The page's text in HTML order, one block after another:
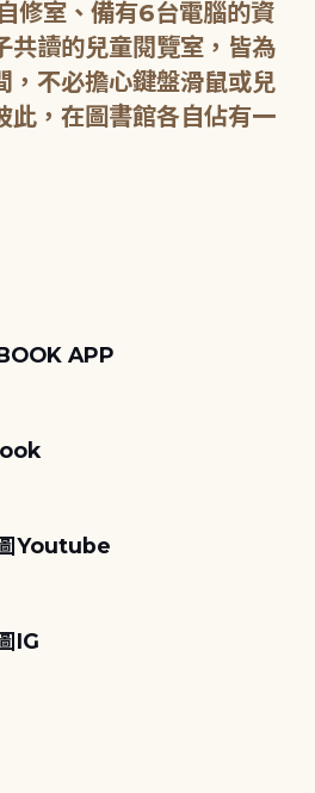
修室、備有6台電腦的資
共讀的兒童閱覽室，皆為
，不必擔心鍵盤滑鼠或兒
此，在圖書館各自佔有一
APP
Youtube
IG